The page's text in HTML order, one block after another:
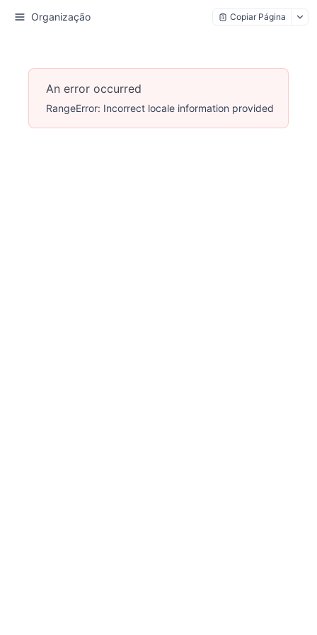
Organização Copiar Página
An error occurred
RangeError: Incorrect locale information provided